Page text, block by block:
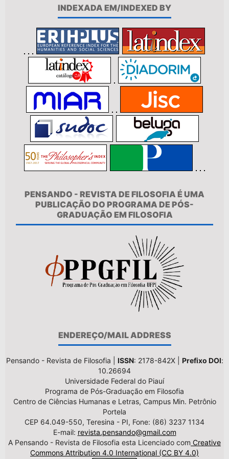
INDEXADA EM/INDEXED BY
PENSANDO - REVISTA DE FILOSOFIA É UMA
PUBLICAÇÃO DO PROGRAMA DE PÓS-
GRADUAÇÃO EM FILOSOFIA
ENDEREÇO/MAIL ADDRESS
Pensando - Revista de Filosofia | ISSN: 2178-842X | Prefixo DOI:
10.26694
Universidade Federal do Piauí
Programa de Pós-Graduação em Filosofia
Centro de Ciências Humanas e Letras, Campus Min. Petrônio
Portela
CEP 64.049-550, Teresina - PI, Fone: (86) 3237 1134
E-mail: revista.pensando@gmail.com
A Pensando - Revista de Filosofia esta Licenciado com Creative
Commons Attribution 4.0 International (CC BY 4.0)